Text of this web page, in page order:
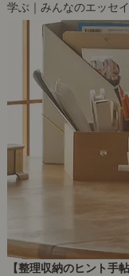
学ぶ｜みんなのエッセイ
【整理収納のヒント手